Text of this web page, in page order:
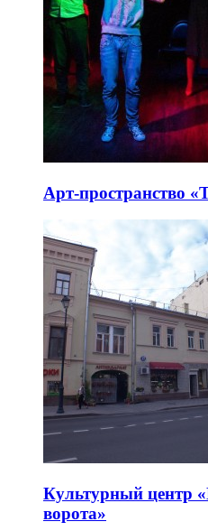
Арт-пространство
Культурный центр
ворота»